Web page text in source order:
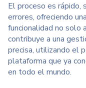
El proceso es rápido,
errores, ofreciendo
funcionalidad no solo
contribuye a una
precisa, utilizando el
plataforma que ya
en todo el mundo.